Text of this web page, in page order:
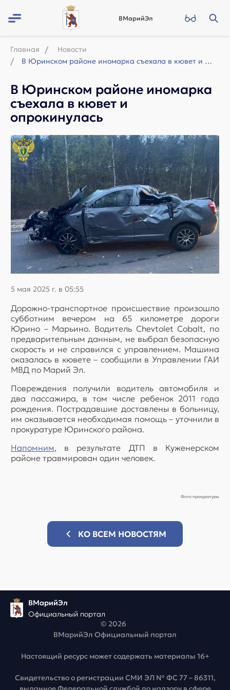
ВМарийЭл
Главная
Новости
В Юринском районе иномарка съехала в кювет и опрокинулась
В Юринском районе иномарка
съехала в кювет и
опрокинулась
5 мая 2025 г. в 05:55
Дорожно-транспортное происшествие произошло
субботним вечером на 65 километре дороги
Юрино – Марьино. Водитель Chevtolet Cobalt, по
предварительным данным, не выбрал безопасную
скорость и не справился с управлением. Машина
оказалась в кювете – сообщили в Управлении ГАИ
МВД по Марий Эл.
Повреждения получили водитель автомобиля и
два пассажира, в том числе ребенок 2011 года
рождения. Пострадавшие доставлены в больницу,
им оказывается необходимая помощь – уточнили в
прокуратуре Юринского района.
Напомним, в результате ДТП в Куженерском
районе травмирован один человек.
Фото прокуратуры
КО ВСЕМ НОВОСТЯМ
ВМарийЭл
Официальный портал
© 2026
ВМарийЭл Официальный портал
Настоящий ресурс может содержать материалы 16+
Свидетельство о регистрации СМИ ЭЛ № ФС 77 – 86311,